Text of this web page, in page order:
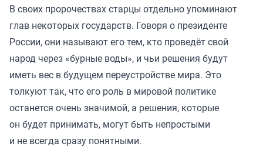
В своих пророчествах старцы отдельно упоминают
глав некоторых государств. Говоря о президенте
России, они называют его тем, кто проведёт свой
народ через «бурные воды», и чьи решения будут
иметь вес в будущем переустройстве мира. Это
толкуют так, что его роль в мировой политике
останется очень значимой, а решения, которые
он будет принимать, могут быть непростыми
и не всегда сразу понятными.